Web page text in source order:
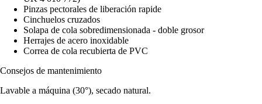
Pinzas pectorales de liberación rapide
Cinchuelos cruzados
Solapa de cola sobredimensionada - doble grosor
Herrajes de acero inoxidable
Correa de cola recubierta de PVC
Consejos de mantenimiento
Lavable a máquina (30°), secado natural.